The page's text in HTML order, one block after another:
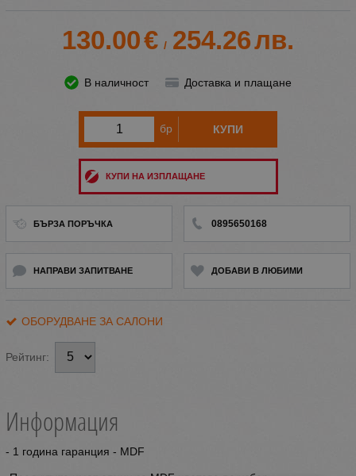
130.00€ / 254.26лв.
В наличност Доставка и плащане
бр КУПИ
КУПИ НА ИЗПЛАЩАНЕ
БЪРЗА ПОРЪЧКА 0895650168
НАПРАВИ ЗАПИТВАНЕ ДОБАВИ В ЛЮБИМИ
ОБОРУДВАНЕ ЗА САЛОНИ
Рейтинг:
Информация
- 1 година гаранция - MDF